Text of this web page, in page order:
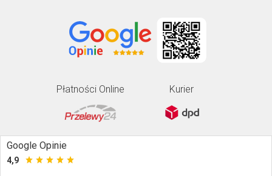
Płatności Online Kurier
Google Opinie
4,9